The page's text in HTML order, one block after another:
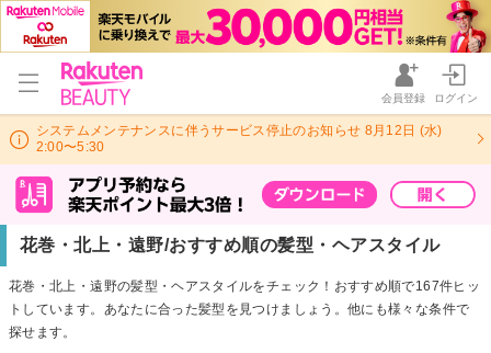
会員登録 ログイン
システムメンテナンスに伴うサービス停止のお知らせ 8月12日 (水)
2:00〜5:30
花巻・北上・遠野/おすすめ順の髪型・ヘアスタイル
花巻・北上・遠野の髪型・ヘアスタイルをチェック！おすすめ順で167件ヒッ
トしています。あなたに合った髪型を見つけましょう。他にも様々な条件で
探せます。